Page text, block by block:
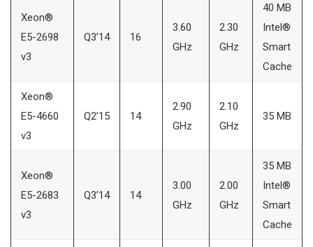
Xeon®
E5-2698
v3
Q3’14 16
3.60
GHz
2.30
GHz
40 MB
Intel®
Smart
Cache
Xeon®
E5-4660
v3
Q2’15 14
2.90
GHz
2.10
GHz
35 MB
Xeon®
E5-2683
v3
Q3’14 14
3.00
GHz
2.00
GHz
35 MB
Intel®
Smart
Cache